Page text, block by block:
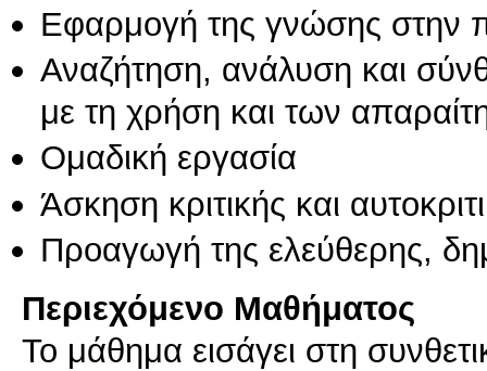
Εφαρμογή της γνώσης στην
Αναζήτηση, ανάλυση και
με τη χρήση και των
Ομαδική εργασία
Άσκηση κριτικής και
Προαγωγή της ελεύθερης,
Περιεχόμενο Μαθήματος
Το μάθημα εισάγει στη